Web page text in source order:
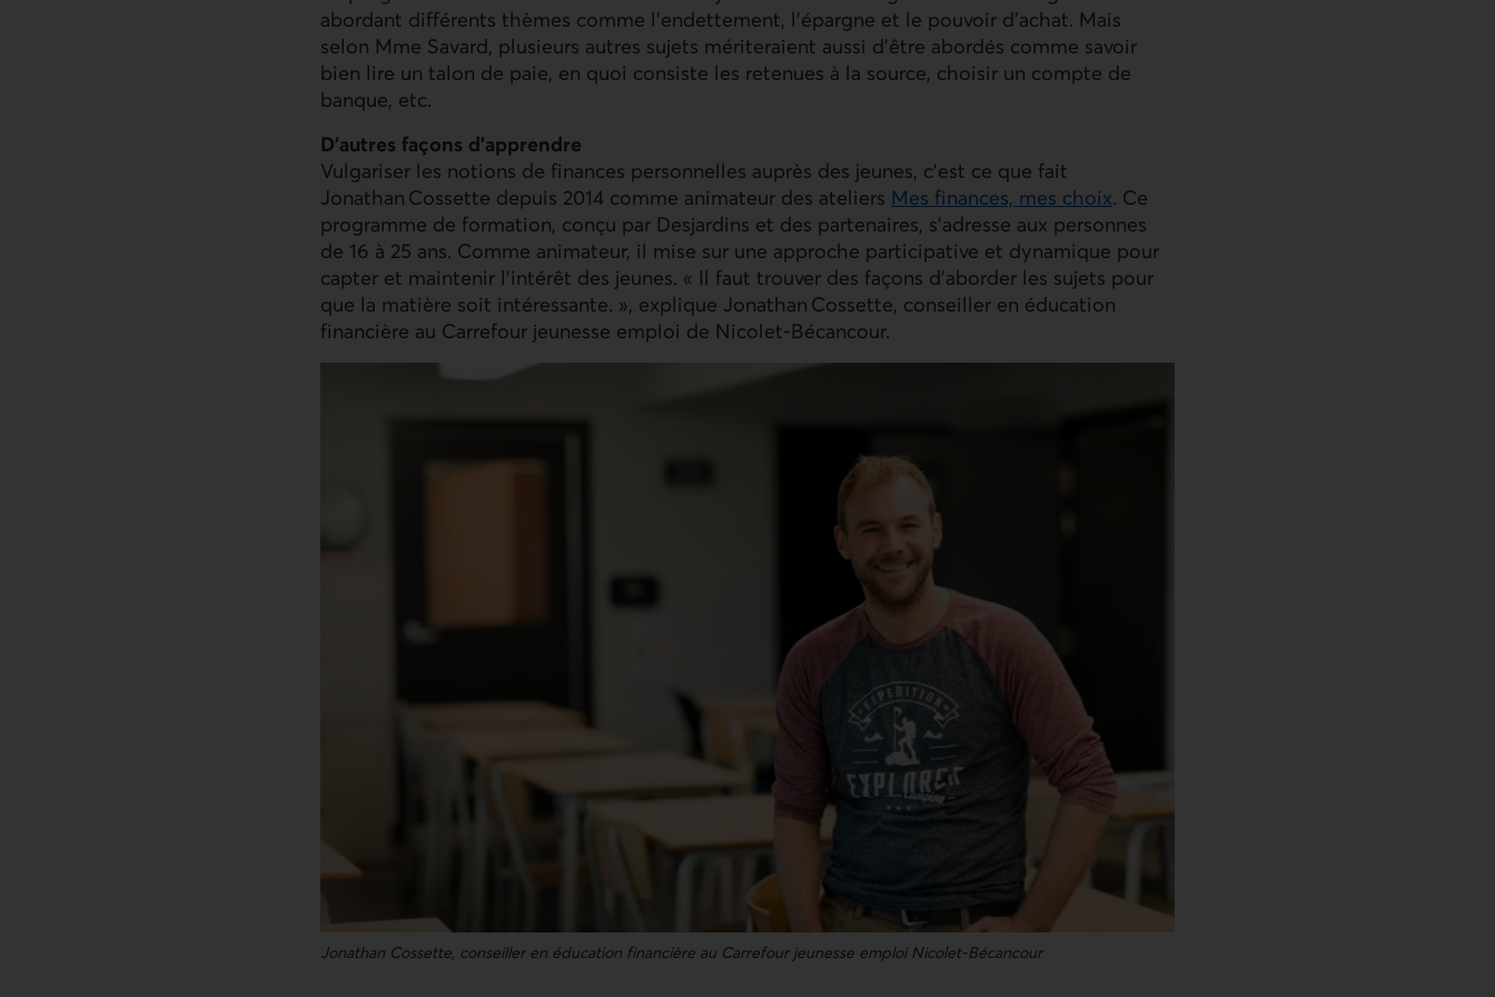
abordant différents thèmes comme l’endettement, l’épargne et le pouvoir d’achat. Mais
selon Mme Savard, plusieurs autres sujets mériteraient aussi d’être abordés comme savoir
bien lire un talon de paie, en quoi consiste les retenues à la source, choisir un compte de
banque, etc.
D'autres façons d’apprendre
Vulgariser les notions de finances personnelles auprès des jeunes, c’est ce que fait
Jonathan Cossette depuis 2014 comme animateur des ateliers Mes finances, mes choix. Ce
programme de formation, conçu par Desjardins et des partenaires, s’adresse aux personnes
de 16 à 25 ans. Comme animateur, il mise sur une approche participative et dynamique pour
capter et maintenir l’intérêt des jeunes. « Il faut trouver des façons d’aborder les sujets pour
que la matière soit intéressante. », explique Jonathan Cossette, conseiller en éducation
financière au Carrefour jeunesse emploi de Nicolet-Bécancour.
Jonathan Cossette, conseiller en éducation financière au Carrefour jeunesse emploi Nicolet-Bécancour